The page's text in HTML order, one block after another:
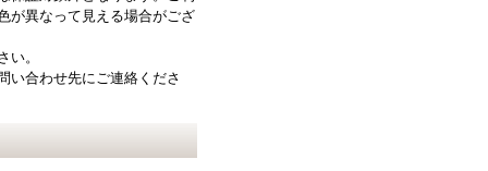
が異なって見える場合がござ
い。
い合わせ先にご連絡くださ